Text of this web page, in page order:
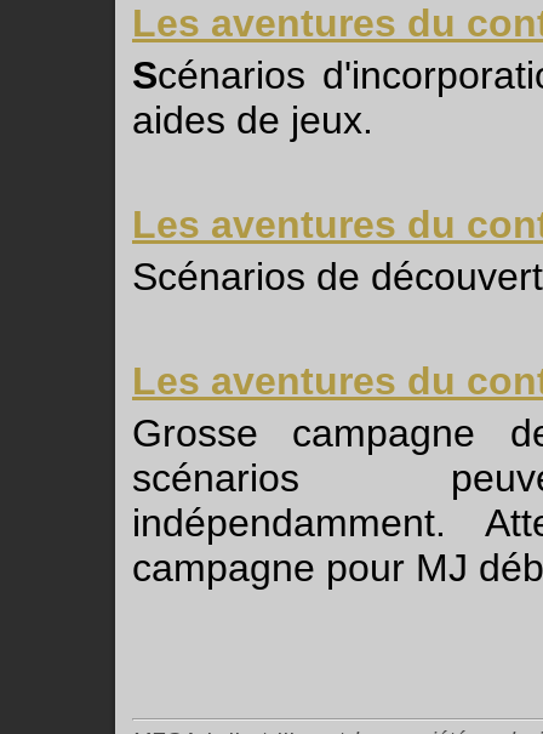
Les aventures du
Scénarios
aides de jeux.
Les aventures du
Scénarios de
Les aventures du
Grosse campagne
scénarios
indépendamment.
campagne pour MJ